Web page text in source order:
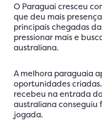
O Paraguai cresceu
que deu mais
principais chegadas
pressionar mais e
australiana.
A melhora paraguaia
oportunidades
recebeu na entrada
australiana conseguiu
jogada.